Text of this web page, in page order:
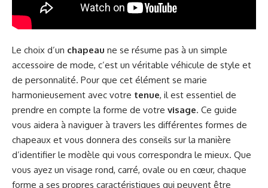
Le choix d’un chapeau ne se résume pas à un simple
accessoire de mode, c’est un véritable véhicule de style et
de personnalité. Pour que cet élément se marie
harmonieusement avec votre tenue, il est essentiel de
prendre en compte la forme de votre visage. Ce guide
vous aidera à naviguer à travers les différentes formes de
chapeaux et vous donnera des conseils sur la manière
d’identifier le modèle qui vous correspondra le mieux. Que
vous ayez un visage rond, carré, ovale ou en cœur, chaque
forme a ses propres caractéristiques qui peuvent être